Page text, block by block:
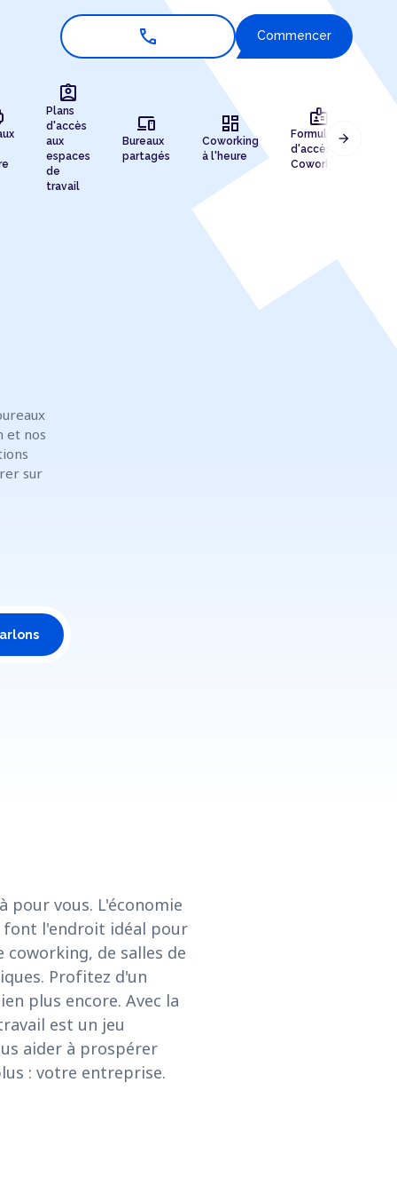
call Commencer
assignment_ind
Plans
d'accès
aux
espaces
de
travail
devices
Bureaux
partagés
dashboard
Coworking
à l'heure
badge
Formules
d'accès au
Coworking
arrow_forward
et nos
sur
pour vous. L'économie
font l'endroit idéal pour
coworking, de salles de
Profitez d'un
plus encore. Avec la
est un jeu
aider à prospérer
: votre entreprise.